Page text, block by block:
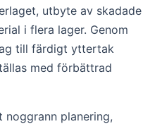
utbyte av skadade
i flera lager. Genom
till färdigt yttertak
med förbättrad
planering,